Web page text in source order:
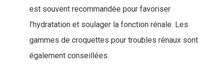
est souvent recommandée pour favoriser
l’hydratation et soulager la fonction rénale. Les
gammes de croquettes pour troubles rénaux sont
également conseillées.